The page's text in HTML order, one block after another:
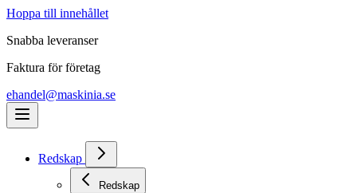
Hoppa till innehållet
Snabba leveranser
Faktura för företag
ehandel@maskinia.se
Redskap
Redskap